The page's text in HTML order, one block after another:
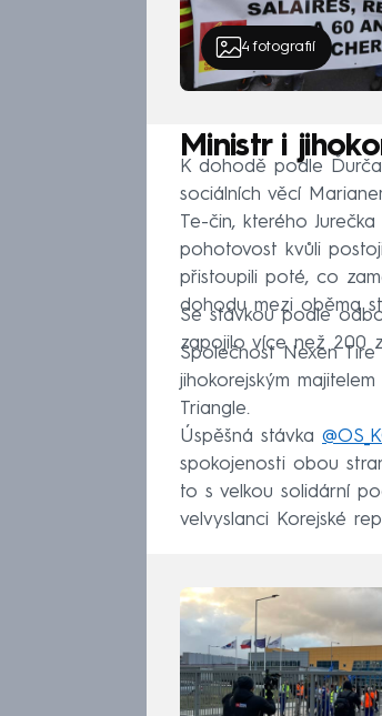
4 fotografií
Ministr i
K dohodě podle
sociálních věcí
Te-čin, kterého
pohotovost kvůli
přistoupili poté, co
dohodu mezi oběma
Se stávkou podle
zapojilo více než 200 z
Společnost Nexen
jihokorejským
Triangle.
Úspěšná stávka
spokojenosti obou
to s velkou solidární
velvyslanci Korejské